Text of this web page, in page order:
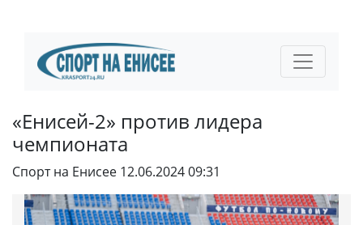
«Енисей-2» против лидера
чемпионата
Спорт на Енисее 12.06.2024 09:31